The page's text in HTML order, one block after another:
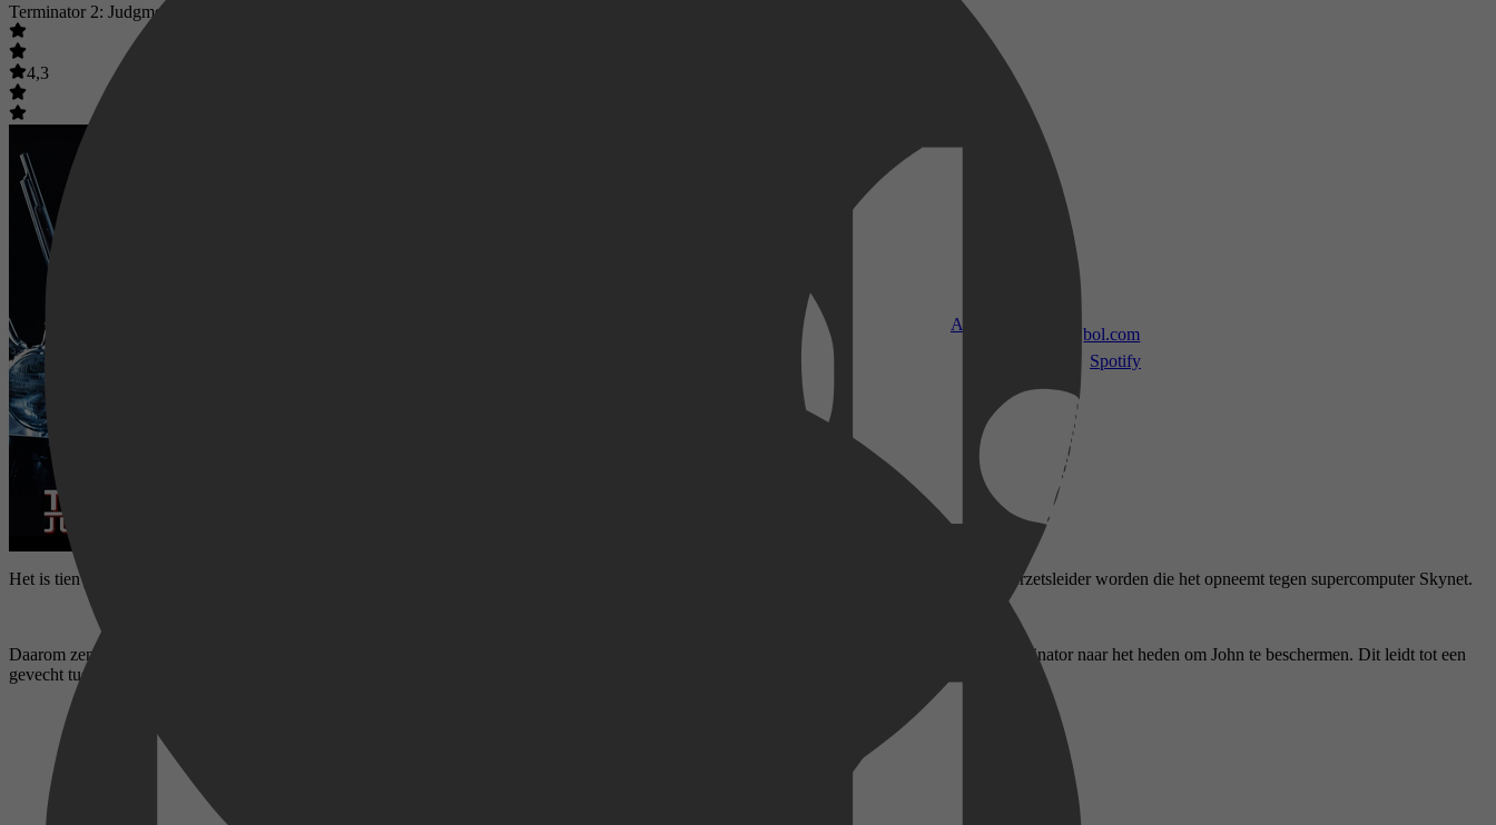
Apple TV
bol.com
Spotify
Terminator 2: Judgment Day
4,3
Het is tien jaar geleden dat Sarah Connor het doelwit was van een moordlustige Terminator-robot uit de toekomst. Haar zoon John zal ooit de verzetsleider worden die het opneemt tegen supercomputer Skynet.
Daarom zendt Skynet nu een nieuwe, nog dodelijkere Terminator naar het heden om John te elimineren. Het verzet stuurt daarop een oudere Terminator naar het heden om John te beschermen. Dit leidt tot een
gevecht tussen twee onoverwinnelijke moordmachines.